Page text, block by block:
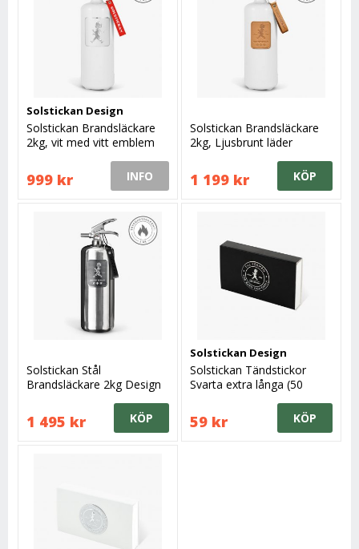
Solstickan Design
Solstickan Brandsläckare
2kg, vit med vitt emblem
999 kr INFO
Solstickan Brandsläckare
2kg, Ljusbrunt läder
1 199 kr KÖP
Solstickan Stål
Brandsläckare 2kg Design
1 495 kr KÖP
Solstickan Design
Solstickan Tändstickor
Svarta extra långa (50
59 kr KÖP